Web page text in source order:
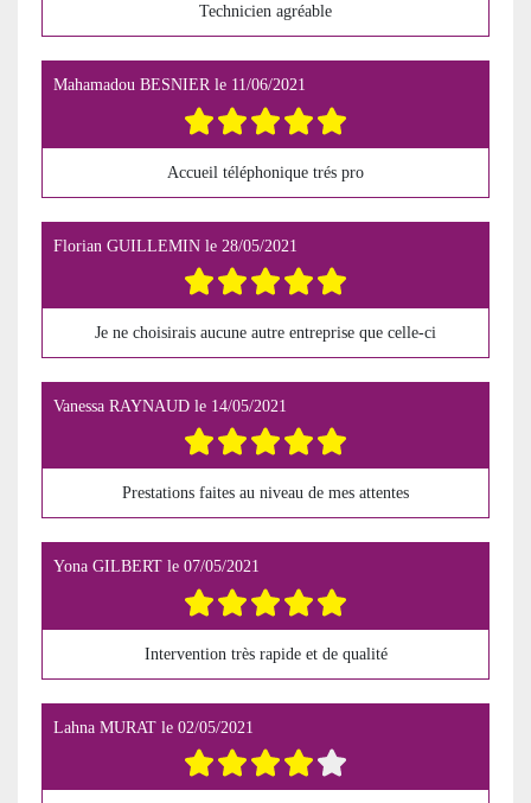
Technicien agréable
Mahamadou BESNIERle 11/06/2021
Accueil téléphonique trés pro
Florian GUILLEMIN le 28/05/2021
Je ne choisirais aucune autre entreprise que celle-ci
Vanessa RAYNAUD le 14/05/2021
Prestations faites au niveau de mes attentes
Yona GILBERT le 07/05/2021
Intervention très rapide et de qualité
Lahna MURAT le 02/05/2021